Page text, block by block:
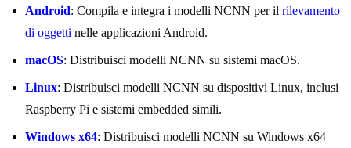
Android: Compila e integra i modelli NCNN per il rilevamento
di oggetti nelle applicazioni Android.
macOS: Distribuisci modelli NCNN su sistemi macOS.
Linux: Distribuisci modelli NCNN su dispositivi Linux, inclusi
Raspberry Pi e sistemi embedded simili.
Windows x64: Distribuisci modelli NCNN su Windows x64